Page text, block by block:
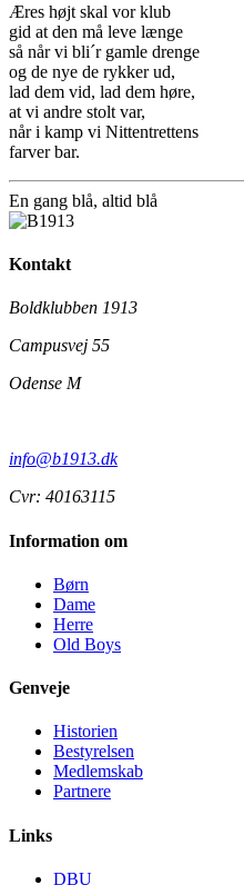
Æres højt skal vor klub
gid at den må leve længe
så når vi bli´r gamle drenge
og de nye de rykker ud,
lad dem vid, lad dem høre,
at vi andre stolt var,
når i kamp vi Nittentrettens
farver bar.
En gang blå, altid blå
Kontakt
Boldklubben 1913
Campusvej 55
Odense M
info@b1913.dk
Cvr: 40163115
Information om
Børn
Dame
Herre
Old Boys
Genveje
Historien
Bestyrelsen
Medlemskab
Partnere
Links
DBU